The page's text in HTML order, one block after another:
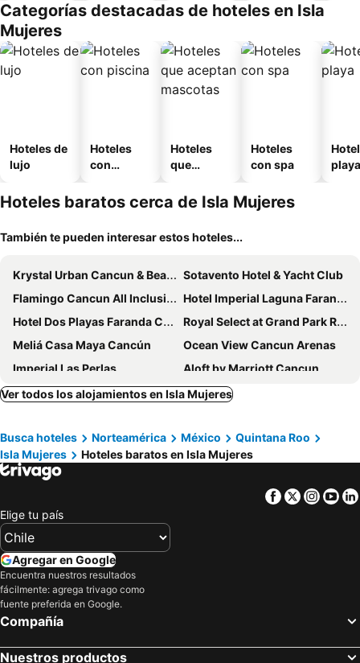
Categorías destacadas de hoteles en Isla
Mujeres
Hoteles de
lujo
Hoteles
con
Hoteles
que
mascotas
Hoteles
con spa
playa
Hoteles baratos cerca de Isla Mujeres
También te pueden interesar estos hoteles...
Krystal Urban Cancun & Beach Club
Sotavento Hotel & Yacht Club
Flamingo Cancun All Inclusive
Hotel Imperial Laguna Faranda Cancún
Hotel Dos Playas Faranda Cancún
Royal Select at Grand Park Royal Cancún - All Inclusive - Adults Only
Meliá Casa Maya Cancún
Ocean View Cancun Arenas
Imperial Las Perlas
Aloft by Marriott Cancun
Hotel Chi Ibal Hu Cancun
Aquamarina Beach Hotel
Oh! Cancun The Urban Oasis & Beach Club
ibis Cancun Centro
Sunset Marina Resort & Yacht Club
Beachscape Kin Ha Villas & Suites
Hotel Calypso Cancun
Four Points by Sheraton Cancun Centro
Hotel Caribe Internacional Cancun
Eco-hotel El Rey del Caribe
Mex Hoteles
Devossion By Live Aqua Celebration Resort & Spa Isla Mujeres
Wyndham Garden Cancun Downtown
Ixchel Beach Hotel
Hotel y Museo Casa Turquesa Mex Hoteles
Ver todos los alojamientos en Isla Mujeres
Busca hoteles Norteamérica México
Quintana Roo
Isla Mujeres
Hoteles baratos en Isla Mujeres
Facebook
Twitter
Elige tu país
Agregar en Google
Encuentra nuestros resultados
fácilmente: agrega trivago como
fuente preferida en Google.
Compañía
Nuestros productos